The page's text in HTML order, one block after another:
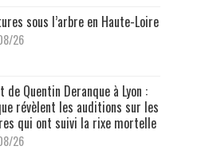
sous l’arbre en Haute-Loire
26
de Quentin Deranque à Lyon :
révèlent les auditions sur les
qui ont suivi la rixe mortelle
26